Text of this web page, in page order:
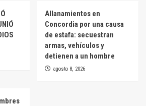
Allanamientos en
Concordia por una causa
de estafa: secuestran
armas, vehículos y
detienen a un hombre
agosto 8, 2026